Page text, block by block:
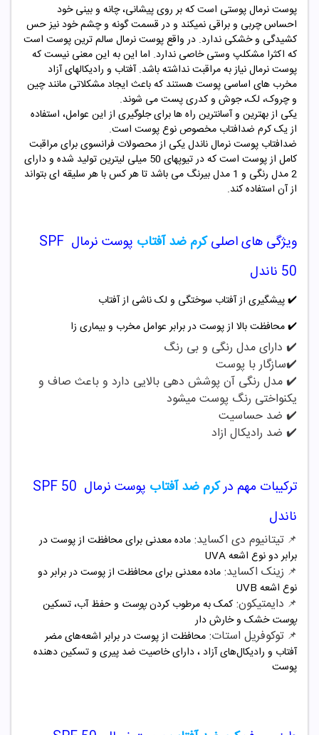
پوست نرمال پوستی است که بر روی پیشانی، چانه و بینی خود
احساس چربی و براقی نمیکند و در قسمت گونه و چشم خود نیز حس
کشیدگی و خشکی ندارد. در واقع پوست نرمال سالم ترین پوست است
که اکثرا مشکلپ وستی خاصی ندارد. اما این به این معنی نیست که
پوست نرمال نیاز به مراقبت نداشته باشد. آفتاب و رادیکالهای آزاد
مخرب های اساسی پوست هستند که باعث ایجاد مشکلاتی مانند چین
و چروک، لک، جوش و کدری پست می شوند.
یکی از بهترین و آسانترین راه ها برای جلوگیری از این عوامل، استفاده
از یک کرم ضدافتاب مخصوص نوع پوست است.
ضدافتاب پوست نرمال ناندل یکی از محصولات فرانسوی برای مراقبت
کامل از پوست است که در تیوپهای 50 میلی لیترین تولید شده و دارای
2 مدل رنگی و 1 مدل بیرنگ می باشد تا هر کس با هر سلیقه ای بتواند
از آن استفاده کند.
ویژگی های اصلیکرم ضد آفتاب
پوست نرمال SPF
50 ناندل
✔️پیشگیری از آفتاب سوختگی و لک ناشی از آفتاب
✔️محافظت بالا از پوست در برابر عوامل مخرب و بیماری زا
✔️ دارای مدل رنگی و بی رنگ
✔️سازگار با پوست
✔️ مدل رنگی آن پوشش دهی بالایی دارد و باعث صاف و
یکنواختی رنگ پوست میشود
✔️ ضد حساسیت
✔️ ضد رادیکال ازاد
ترکیبات مهم درکرم ضد آفتاب
پوست نرمال SPF 50
ناندل
📌 تیتانیوم دی اکساید: ماده معدنی برای محافظت از پوست در
برابردو نوع اشعه UVA
📌 زینک اکساید: ماده معدنی برای محافظت از پوست در برابردو
نوع اشعه UVB
📌 دایمتیکون: کمکبه مرطوب کردنپوست و حفظ آب، تسکین
پوستخشک و خارش دار
📌 توکوفریل استات: محافظت ازپوست در برابر اشعه‌های مضر
آفتاب و رادیکال‌های آزاد ، دارای خاصیت ضد پیری و تسکین دهنده
پوست